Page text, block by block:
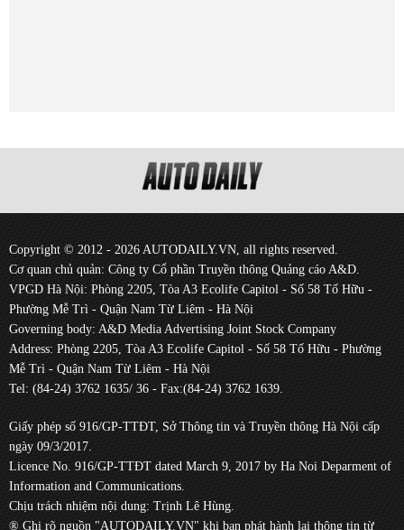
Copyright © 2012 - 2026 AUTODAILY.VN, all rights reserved.
Cơ quan chủ quản: Công ty Cổ phần Truyền thông Quảng cáo A&D.
VPGD Hà Nội: Phòng 2205, Tòa A3 Ecolife Capitol - Số 58 Tố Hữu -
Phường Mễ Trì - Quận Nam Từ Liêm - Hà Nội
Governing body: A&D Media Advertising Joint Stock Company
Address: Phòng 2205, Tòa A3 Ecolife Capitol - Số 58 Tố Hữu - Phường
Mễ Trì - Quận Nam Từ Liêm - Hà Nội
Tel: (84-24) 3762 1635/ 36 - Fax:(84-24) 3762 1639.
Giấy phép số 916/GP-TTĐT, Sở Thông tin và Truyền thông Hà Nội cấp
ngày 09/3/2017.
Licence No. 916/GP-TTĐT dated March 9, 2017 by Ha Noi Deparment of
Information and Communications.
Chịu trách nhiệm nội dung: Trịnh Lê Hùng.
® Ghi rõ nguồn "AUTODAILY.VN" khi bạn phát hành lại thông tin từ